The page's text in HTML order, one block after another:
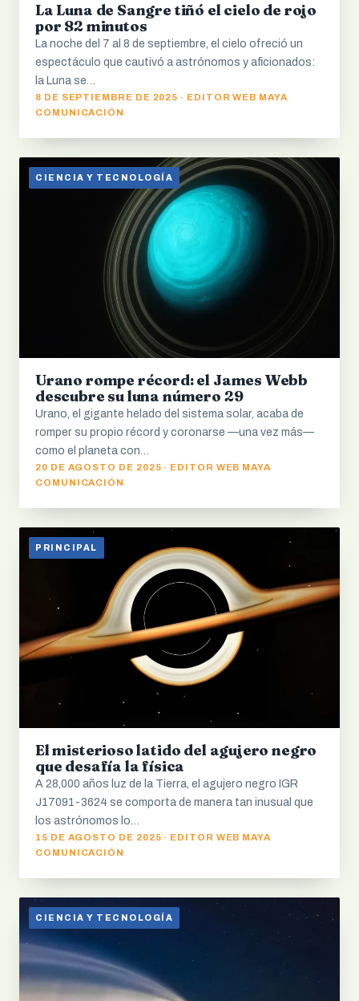
La Luna de Sangre tiñó el cielo de rojo
por 82 minutos
La noche del 7 al 8 de septiembre, el cielo ofreció un
espectáculo que cautivó a astrónomos y aficionados:
la Luna se…
8 DE SEPTIEMBRE DE 2025 · EDITOR WEB MAYA
COMUNICACIÓN
CIENCIA Y TECNOLOGÍA
Urano rompe récord: el James Webb
descubre su luna número 29
Urano, el gigante helado del sistema solar, acaba de
romper su propio récord y coronarse —una vez más—
como el planeta con…
20 DE AGOSTO DE 2025 · EDITOR WEB MAYA
COMUNICACIÓN
PRINCIPAL
El misterioso latido del agujero negro
que desafía la física
A 28,000 años luz de la Tierra, el agujero negro IGR
J17091-3624 se comporta de manera tan inusual que
los astrónomos lo…
15 DE AGOSTO DE 2025 · EDITOR WEB MAYA
COMUNICACIÓN
CIENCIA Y TECNOLOGÍA